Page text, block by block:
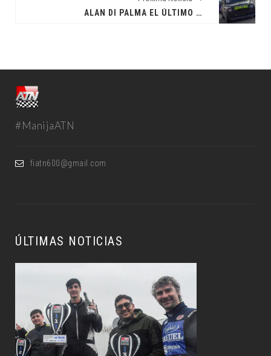
ALAN DI PALMA EL ÚLTIMO GANADOR DEL AÑO
#ManijaATN
fiatn600@gmail.com
ÚLTIMAS NOTICIAS